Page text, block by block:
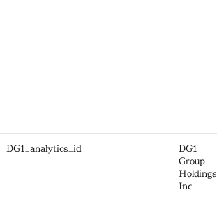
DG1_analytics_id
DG1
Group
Holdings
Inc